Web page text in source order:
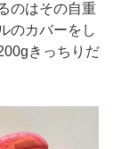
のはその自重
のカバーをし
きっちりだ